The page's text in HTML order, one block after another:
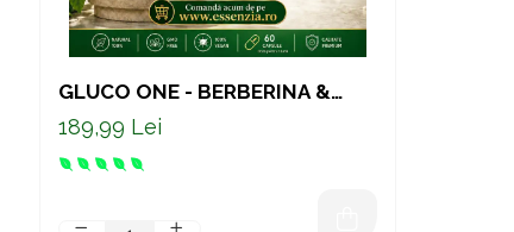
GLUCO ONE - BERBERINA &
LAPTISOR DE MATCA 60 CAPS
189,99 Lei